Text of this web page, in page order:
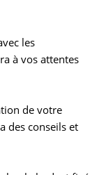
les
à vos attentes
de votre
des conseils et